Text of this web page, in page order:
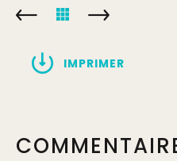
IMPRIMER